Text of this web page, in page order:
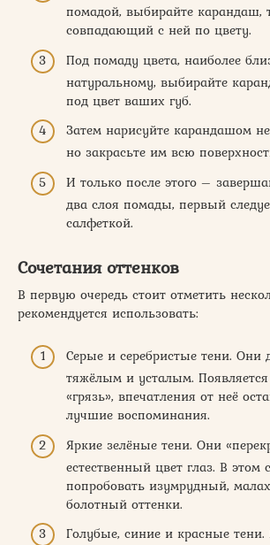
помадой, выбирайте карандаш,
совпадающий с ней по цвету.
Под помаду цвета, наиболее
натуральному, выбирайте
под цвет ваших губ.
Затем нарисуйте карандашом
но закрасьте им всю
И только после этого –
два слоя помады, первый
салфеткой.
Сочетания оттенков
В первую очередь стоит отметить
рекомендуется использовать:
Серые и серебристые тени. Они
тяжёлым и усталым. Появляется
«грязь», впечатления от неё
лучшие воспоминания.
Яркие зелёные тени. Они
естественный цвет глаз. В этом
попробовать изумрудный,
болотный оттенки.
Голубые, синие и красные тени.